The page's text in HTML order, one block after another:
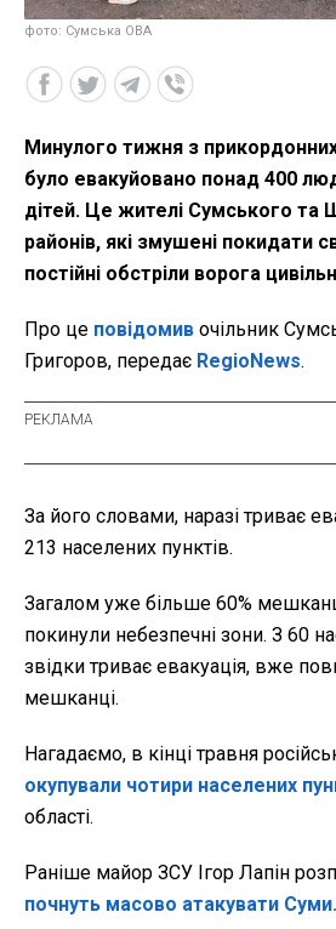
фото: Сумська ОВА
Минулого тижня з
було евакуйовано понад 400
дітей. Це жителі Сумського та
районів, які змушені покидати
постійні обстріли ворога
Про це повідомив очільник
Григоров, передає RegioNews.
За його словами, наразі триває
213 населених пунктів.
Загалом уже більше 60%
покинули небезпечні зони. З 60
звідки триває евакуація, вже
мешканці.
Нагадаємо, в кінці травня
окупували чотири населених
області.
Раніше майор ЗСУ Ігор Лапін
почнуть масово атакувати Суми.